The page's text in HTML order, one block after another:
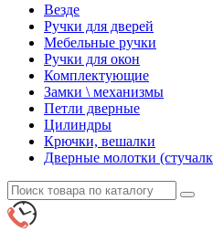
Везде
Ручки для дверей
Мебельные ручки
Ручки для окон
Комплектующие
Замки \ механизмы
Петли дверные
Цилиндры
Крючки, вешалки
Дверные молотки